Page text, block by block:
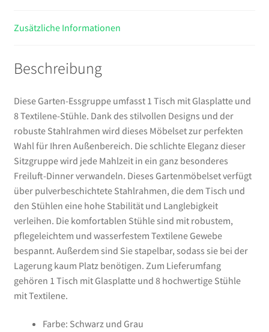
Zusätzliche Informationen
Beschreibung
Diese Garten-Essgruppe umfasst 1 Tisch mit Glasplatte und
8 Textilene-Stühle. Dank des stilvollen Designs und der
robuste Stahlrahmen wird dieses Möbelset zur perfekten
Wahl für Ihren Außenbereich. Die schlichte Eleganz dieser
Sitzgruppe wird jede Mahlzeit in ein ganz besonderes
Freiluft-Dinner verwandeln. Dieses Gartenmöbelset verfügt
über pulverbeschichtete Stahlrahmen, die dem Tisch und
den Stühlen eine hohe Stabilität und Langlebigkeit
verleihen. Die komfortablen Stühle sind mit robustem,
pflegeleichtem und wasserfestem Textilene Gewebe
bespannt. Außerdem sind Sie stapelbar, sodass sie bei der
Lagerung kaum Platz benötigen. Zum Lieferumfang
gehören 1 Tisch mit Glasplatte und 8 hochwertige Stühle
mit Textilene.
Farbe: Schwarz und Grau